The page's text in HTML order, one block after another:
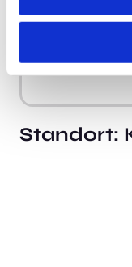
Standort: